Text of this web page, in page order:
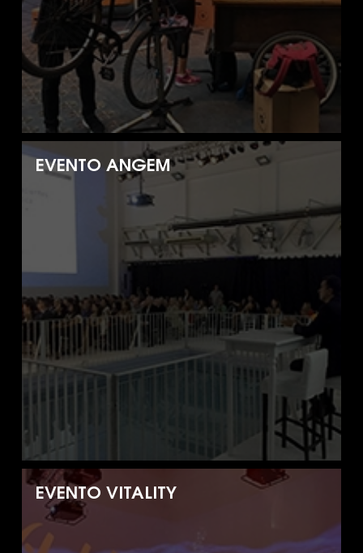
EVENTO ANGEM
EVENTO VITALITY